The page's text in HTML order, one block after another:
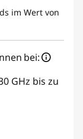
im Wert von
bei:
GHz bis zu